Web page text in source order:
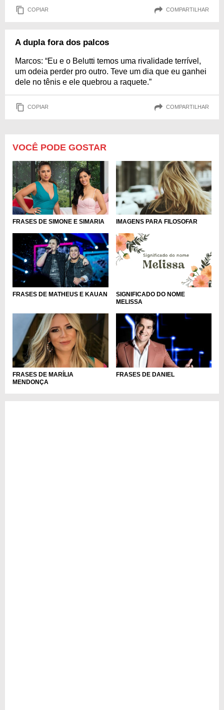
COPIAR COMPARTILHAR
A dupla fora dos palcos
Marcos: “Eu e o Belutti temos uma rivalidade terrível,
um odeia perder pro outro. Teve um dia que eu ganhei
dele no tênis e ele quebrou a raquete.”
COPIAR COMPARTILHAR
VOCÊ PODE GOSTAR
FRASES DE SIMONE E SIMARIA IMAGENS PARA FILOSOFAR
FRASES DE MATHEUS E KAUAN
SIGNIFICADO DO NOME
MELISSA
FRASES DE MARÍLIA
MENDONÇA
FRASES DE DANIEL